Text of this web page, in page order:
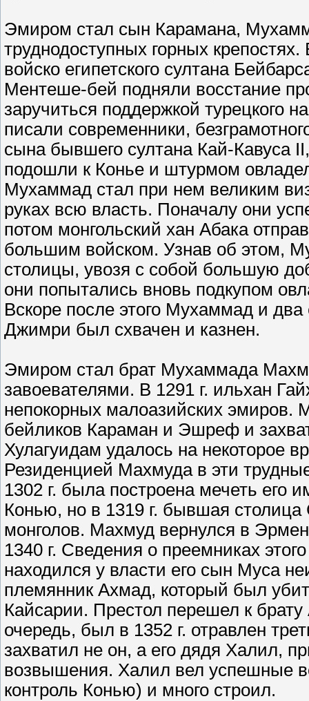
Эмиром стал сын Карамана,
труднодоступных горных
войско египетского султана
Ментеше-бей подняли восстание
заручиться поддержкой турецкого
писали современники,
сына бывшего султана Кай-Кавуса
подошли к Конье и штурмом
Мухаммад стал при нем великим
руках всю власть. Поначалу они
потом монгольский хан Абака
большим войском. Узнав об этом,
столицы, увозя с собой большую
они попытались вновь подкупом
Вскоре после этого Мухаммад и
Джимри был схвачен и казнен.
Эмиром стал брат Мухаммада
завоевателями. В 1291 г. ильхан
непокорных малоазийских
бейликов Караман и Эшреф и
Хулагуидам удалось на некоторое
Резиденцией Махмуда в эти
1302 г. была построена мечеть его
Конью, но в 1319 г. бывшая
монголов. Махмуд вернулся в
1340 г. Сведения о преемниках
находился у власти его сын Муса
племянник Ахмад, который был
Кайсарии. Престол перешел к
очередь, был в 1352 г. отравлен
захватил не он, а его дядя Халил,
возвышения. Халил вел успешные
контроль Конью) и много строил.